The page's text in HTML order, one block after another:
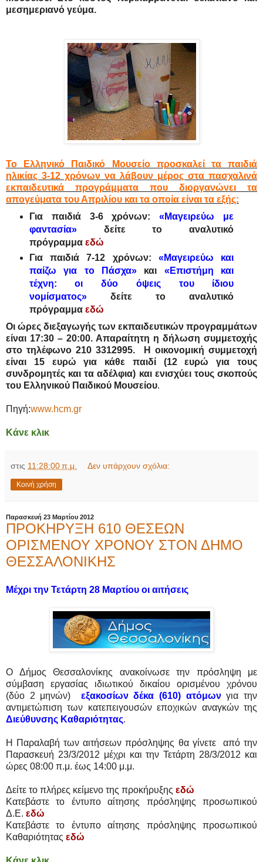
μεσημεριανό γεύμα.
Το Ελληνικό Παιδικό Μουσείο προσκαλεί τα παιδιά
ηλικίας 3-12 χρόνων να λάβουν μέρος στα πασχαλινά
εκπαιδευτικά προγράμματα που διοργανώνει τα
απογεύματα του Απριλίου και τα οποία είναι τα εξής:
Για παιδιά 3-6 χρόνων:«Μαγειρεύω με
φαντασία»δείτε το αναλυτικό
πρόγραμμα εδώ
Για παιδιά 7-12 χρόνων:«Μαγειρεύω και
παίζω για το Πάσχα» και «Επιστήμη και
τέχνη: οι δύο όψεις του ίδιου
νομίσματος»δείτε το αναλυτικό
πρόγραμμα εδώ
Οι ώρες διεξαγωγής των εκπαιδευτικών προγραμμάτων
είναι 17:30 – 20:00. Απαραίτητη η δήλωση συμμετοχής
στο τηλέφωνο 210 3312995. H οικονομική συμμετοχή
είναι 15 ευρώ για κάθε παιδί (12 ευρώ για τους
συνδρομητές και τα αδέλφια) και ενισχύει τους σκοπούς
του Ελληνικού Παιδικού Μουσείου.
Πηγή:www.hcm.gr
Κάνε κλικ
στις 11:28:00 π.μ. Δεν υπάρχουν σχόλια:
Κοινή χρήση
Παρασκευή 23 Μαρτίου 2012
ΠΡΟΚΗΡΥΞΗ 610 ΘΕΣΕΩΝ
ΟΡΙΣΜΕΝΟΥ ΧΡΟΝΟΥ ΣΤΟΝ ΔΗΜΟ
ΘΕΣΣΑΛΟΝΙΚΗΣ
Μέχρι την Τετάρτη 28 Μαρτίου οι αιτήσεις
Ο Δήμος Θεσσαλονίκης ανακοίνωσε την πρόσληψη με
σύμβαση εργασίας ιδιωτικού δικαίου ορισμένου χρόνου
(δύο 2 μηνών) εξακοσίων δέκα (610) ατόμωνγια την
αντιμετώπιση των κατεπειγουσών εποχικών αναγκών της
Διεύθυνσης Καθαριότητας.
Η Παραλαβή των αιτήσεων πρόσληψης θα γίνετε από την
Παρασκευή 23/3/2012 μέχρι και την Τετάρτη 28/3/2012 και
ώρες 08:00 π.μ. έως 14:00 μ.μ.
Δείτε το πλήρες κείμενο της προκήρυξης εδώ
Κατεβάστε το έντυπο αίτησης πρόσληψης προσωπικού
Δ.Ε. εδώ
Κατεβάστε το έντυπο αίτησης πρόσληψης προσωπικού
Καθαριότητας εδώ